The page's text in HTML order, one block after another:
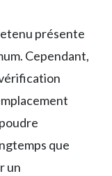
présente
Cependant,
que
un